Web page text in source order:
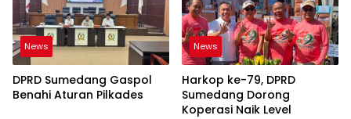
News
DPRD Sumedang Gaspol
Benahi Aturan Pilkades
News
Harkop ke-79, DPRD
Sumedang Dorong
Koperasi Naik Level